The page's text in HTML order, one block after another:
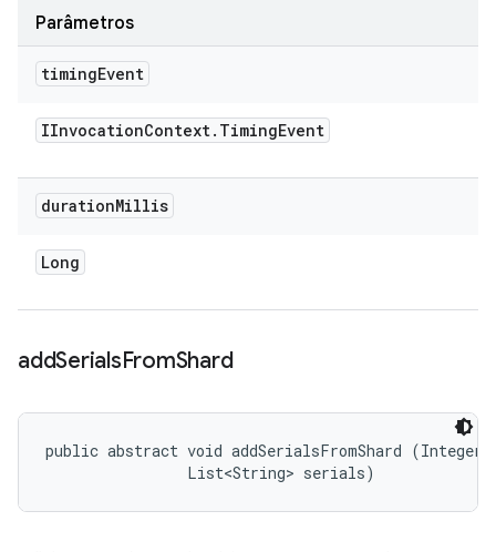
Parâmetros
timingEvent
IInvocationContext. TimingEvent
durationMillis
Long
addSerialsFromShard
public abstract void addSerialsFromShard
                List<String> serials)